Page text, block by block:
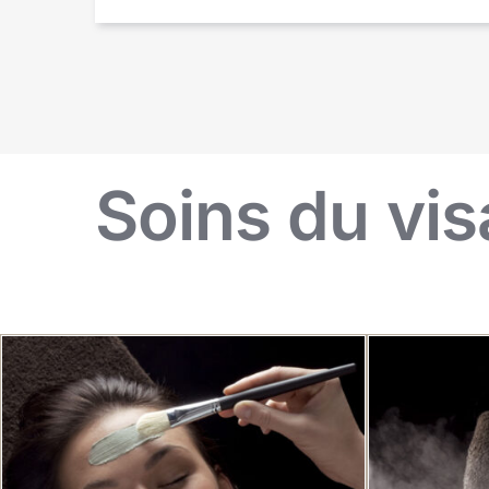
Soins du